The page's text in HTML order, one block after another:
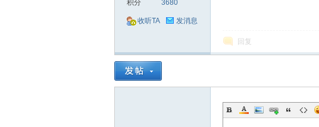
积分 3680
收听TA 发消息
回复